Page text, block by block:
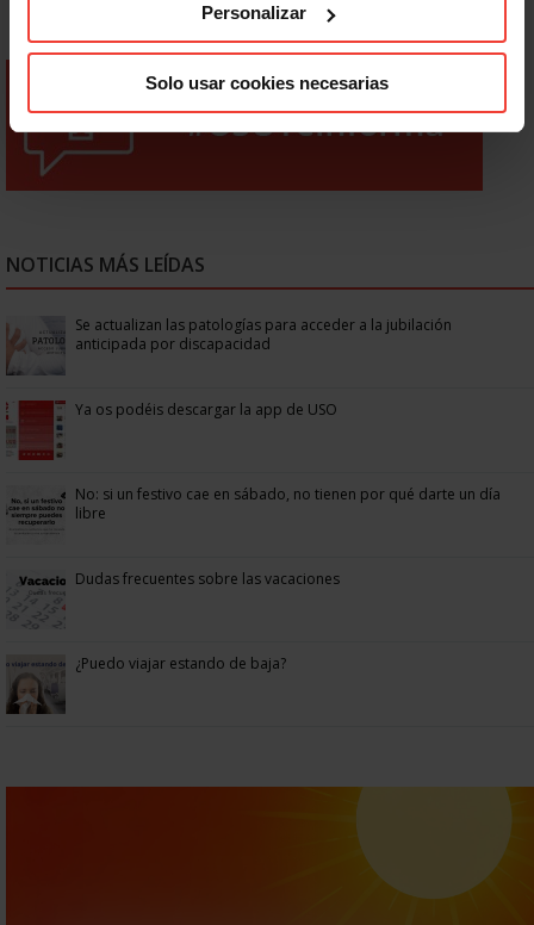
Personalizar
Solo usar cookies necesarias
NOTICIAS MÁS LEÍDAS
Se actualizan las patologías para acceder a la jubilación
anticipada por discapacidad
Ya os podéis descargar la app de USO
No: si un festivo cae en sábado, no tienen por qué darte un día
libre
Dudas frecuentes sobre las vacaciones
¿Puedo viajar estando de baja?